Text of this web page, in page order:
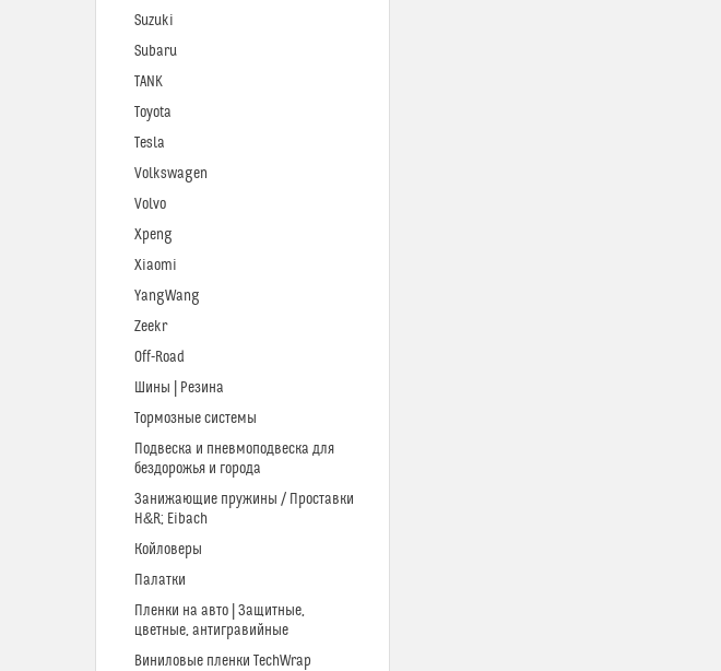
Suzuki
Subaru
TANK
Toyota
Tesla
Volkswagen
Volvo
Xpeng
Xiaomi
YangWang
Zeekr
Off-Road
Шины | Резина
Тормозные системы
Подвеска и пневмоподвеска для
бездорожья и города
Занижающие пружины / Проставки
H&R; Eibach
Койловеры
Палатки
Пленки на авто | Защитные,
цветные, антигравийные
Виниловые пленки TechWrap